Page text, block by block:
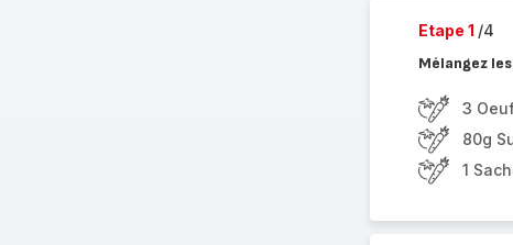
Etape 1 /4
Mélangez
3
80g
1